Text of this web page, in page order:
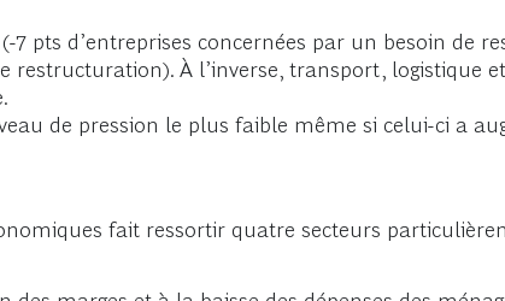
7 pts d’entreprises concernées par un besoin de
restructuration). À l’inverse, transport, logistique
de pression le plus faible même si celui-ci a
fait ressortir quatre secteurs